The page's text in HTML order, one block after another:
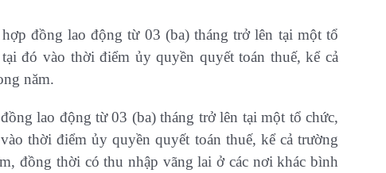
đồng lao động từ 03 (ba) tháng trở lên tại một tổ
đó vào thời điểm ủy quyền quyết toán thuế, kể cả
năm.
lao động từ 03 (ba) tháng trở lên tại một tổ chức,
thời điểm ủy quyền quyết toán thuế, kể cả trường
đồng thời có thu nhập vãng lai ở các nơi khác bình